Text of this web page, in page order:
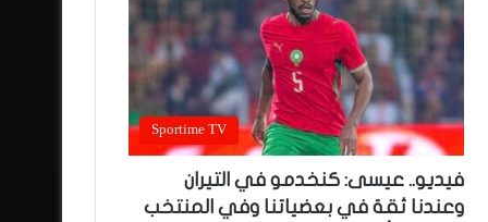
Sportime TV
فيديو.. عيسى: كنخدمو في التيران
وعندنا ثقة في بعضياتنا وفي المنتخب